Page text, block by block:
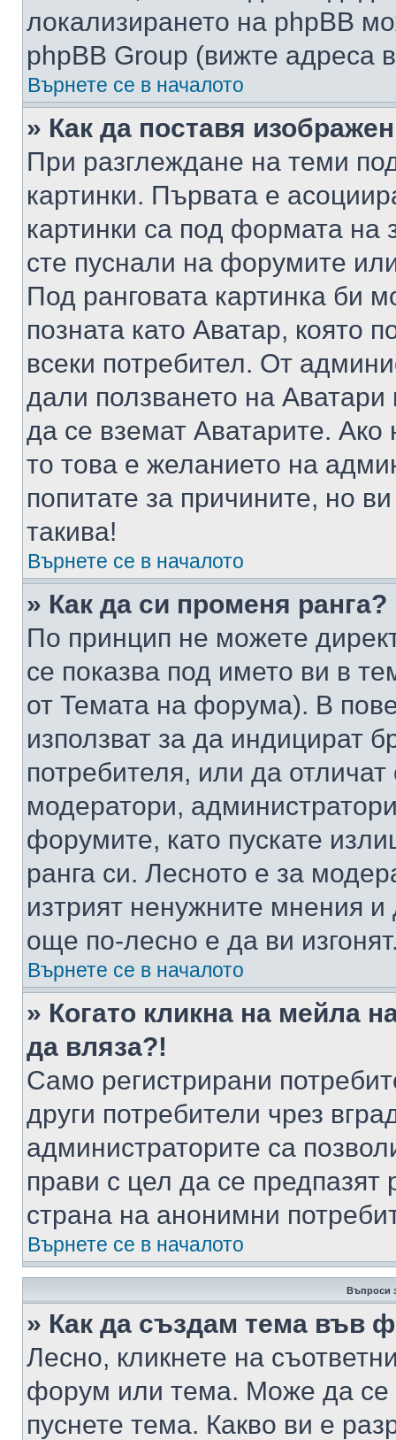
локализирането на phpBB
phpBB Group (вижте адреса
Върнете се в началото
» Как да поставя
При разглеждане на теми
картинки. Първата е
картинки са под формата на
сте пуснали на форумите
Под ранговата картинка би
позната като Аватар, която
всеки потребител. От
дали ползването на
да се вземат Аватарите.
то това е желанието на
попитате за причините, но
такива!
Върнете се в началото
» Как да си променя ранга?
По принцип не можете
се показва под името ви в
от Темата на форума). В
използват за да индицират
потребителя, или да
модератори,
форумите, като пускате
ранга си. Лесното е за
изтрият ненужните мнения
още по-лесно е да ви
Върнете се в началото
» Когато кликна на мейла
да вляза?!
Само регистрирани
други потребители чрез
администраторите са
прави с цел да се предпазят
страна на анонимни
Върнете се в началото
Въпроси
» Как да създам тема във
Лесно, кликнете на
форум или тема. Може да се
пуснете тема. Какво ви е